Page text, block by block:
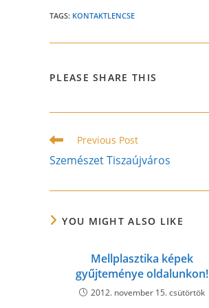
TAGS: KONTAKTLENCSE
PLEASE SHARE THIS
Read
articles
Previous Post
Szemészet Tiszaújváros
YOU MIGHT ALSO LIKE
Mellplasztika képek
gyűjteménye oldalunkon!
2012. november 15. csütörtök